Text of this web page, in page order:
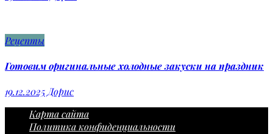
Рецепты
Готовим оригинальные холодные закуски на праздник
19.12.2025 Дорис
Карта сайта
Политика конфиденциальности